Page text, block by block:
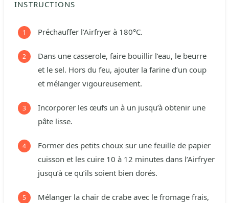
INSTRUCTIONS
Préchauffer l’Airfryer à 180°C.
Dans une casserole, faire bouillir l’eau, le beurre
et le sel. Hors du feu, ajouter la farine d’un coup
et mélanger vigoureusement.
Incorporer les œufs un à un jusqu’à obtenir une
pâte lisse.
Former des petits choux sur une feuille de papier
cuisson et les cuire 10 à 12 minutes dans l’Airfryer
jusqu’à ce qu’ils soient bien dorés.
Mélanger la chair de crabe avec le fromage frais,